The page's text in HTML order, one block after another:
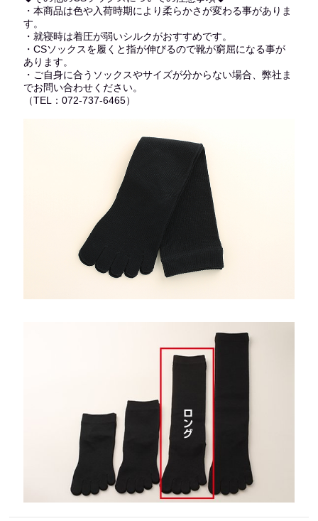
・本商品は色や入荷時期により柔らかさが変わる事がありま
す。
・就寝時は着圧が弱いシルクがおすすめです。
・CSソックスを履くと指が伸びるので靴が窮屈になる事が
あります。
・ご自身に合うソックスやサイズが分からない場合、弊社ま
でお問い合わせください。
（TEL：072-737-6465）